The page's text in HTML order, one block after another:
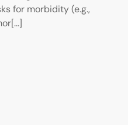
for morbidity (e.g.,